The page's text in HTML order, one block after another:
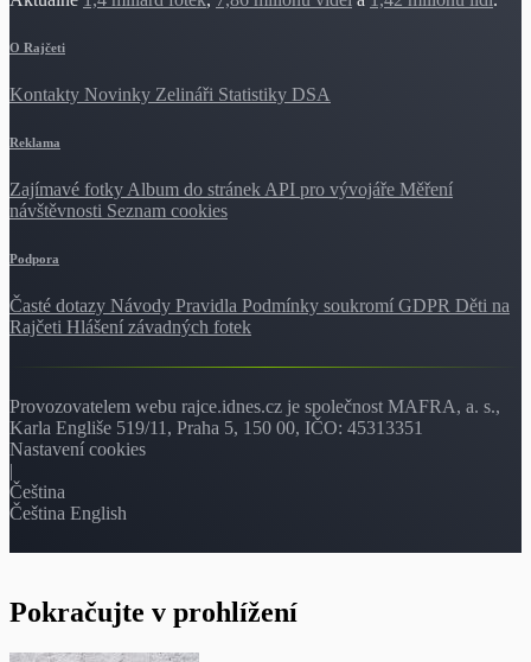
O Rajčeti
Kontakty Novinky Zelináři Statistiky DSA
Reklama
Zajímavé fotky Album do stránek API pro vývojáře Měření
návštěvnosti Seznam cookies
Podpora
Časté dotazy Návody Pravidla Podmínky soukromí GDPR Děti na
Rajčeti Hlášení závadných fotek
Provozovatelem webu rajce.idnes.cz je společnost MAFRA, a. s.,
Karla Engliše 519/11, Praha 5, 150 00, IČO: 45313351
Nastavení cookies
|
Čeština
Čeština English
Pokračujte v prohlížení